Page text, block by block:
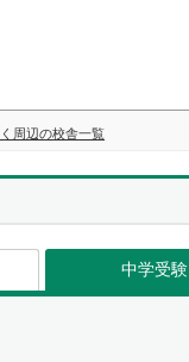
周辺の校舎一覧
中学受験